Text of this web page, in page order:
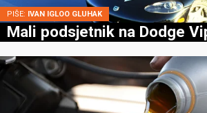
PIŠE: IVAN IGLOO GLUHAK
Mali podsjetnik na Dodge